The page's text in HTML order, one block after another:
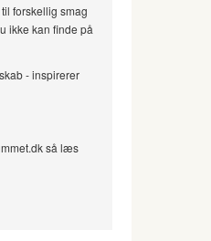
forskellig smag
ikke kan finde på
- inspirerer
så læs